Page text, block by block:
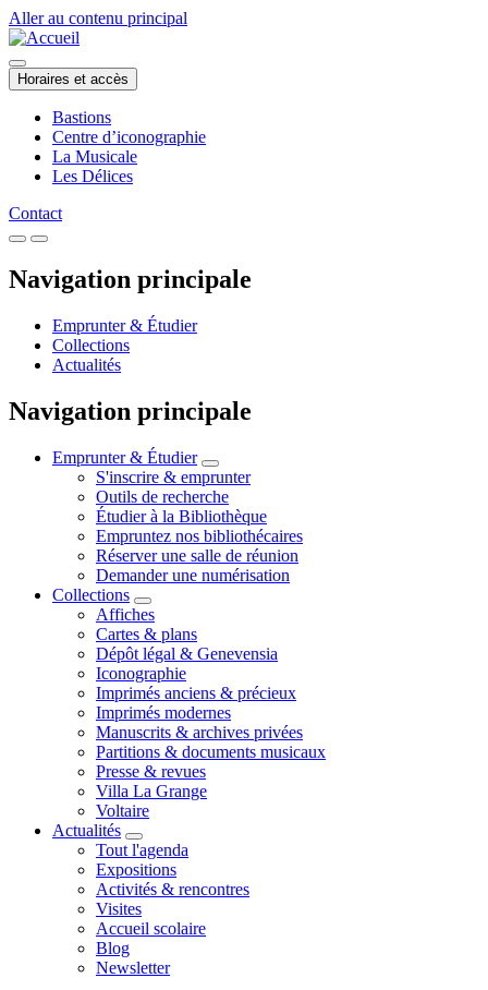
Aller au contenu principal
Horaires et accès
Bastions
Centre d’iconographie
La Musicale
Les Délices
Contact
Navigation principale
Emprunter & Étudier
Collections
Actualités
Navigation principale
Emprunter & Étudier
S'inscrire & emprunter
Outils de recherche
Étudier à la Bibliothèque
Empruntez nos bibliothécaires
Réserver une salle de réunion
Demander une numérisation
Collections
Affiches
Cartes & plans
Dépôt légal & Genevensia
Iconographie
Imprimés anciens & précieux
Imprimés modernes
Manuscrits & archives privées
Partitions & documents musicaux
Presse & revues
Villa La Grange
Voltaire
Actualités
Tout l'agenda
Expositions
Activités & rencontres
Visites
Accueil scolaire
Blog
Newsletter